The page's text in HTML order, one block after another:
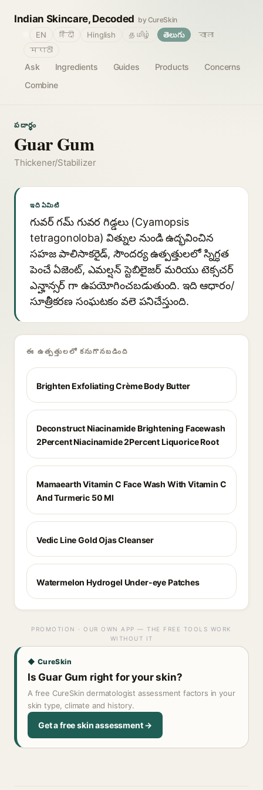
Indian Skincare, Decoded by CureSkin
Ask Ingredients Guides Products
Concerns
Combine
EN हिंदी Hinglish தமிழ் తెలుగు
বাংলা
मराठी
పదార్థం
Guar Gum
Thickener/Stabilizer
ఇది ఏమిటి
గువర్ గమ్ గువర గిడ్డలు (Cyamopsis
tetragonoloba) విత్నుల నుండి ఉద్భవించిన
సహజ పాలిసాకరైడ్, సౌందర్య ఉత్పత్తులలో స్నిగ్ధత
పెంచే ఏజెంట్, ఎమల్షన్ స్టెబిలైజర్ మరియు టెక్సచర్
ఎన్హాన్సర్ గా ఉపయోగించబడుతుంది. ఇది ఆధారం/
సూత్రీకరణ సంఘటకం వలె పనిచేస్తుంది.
ఈ ఉత్పత్తులలో కనుగొనబడింది
Brighten Exfoliating Crème Body Butter
Deconstruct Niacinamide Brightening Facewash
2Percent Niacinamide 2Percent Liquorice Root
Mamaearth Vitamin C Face Wash With Vitamin C
And Turmeric 50 Ml
Vedic Line Gold Ojas Cleanser
Watermelon Hydrogel Under-eye Patches
PROMOTION · OUR OWN APP — THE FREE TOOLS WORK
WITHOUT IT
◆ CureSkin
Is Guar Gum right for your skin?
A free CureSkin dermatologist assessment factors in your
skin type, climate and history.
Get a free skin assessment →